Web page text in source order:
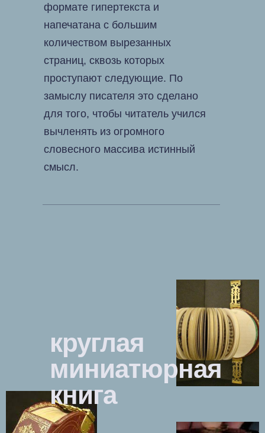
формате гипертекста и
напечатана с большим
количеством вырезанных
страниц, сквозь которых
проступают следующие. По
замыслу писателя это сделано
для того, чтобы читатель учился
вычленять из огромного
словесного массива истинный
смысл.
круглая
миниатюрная
книга